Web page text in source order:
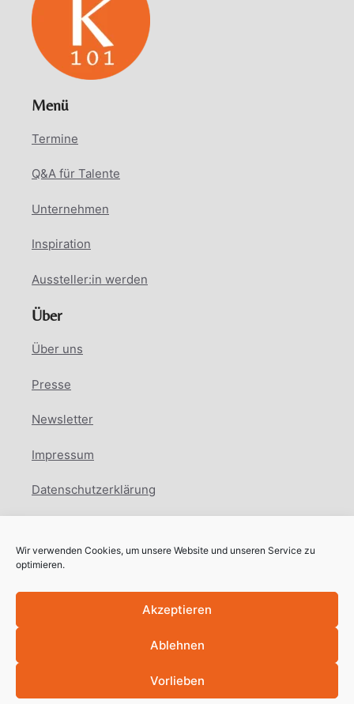
Wir verwenden Cookies, um unsere Website und unseren Service zu
optimieren.
Akzeptieren
Ablehnen
Vorlieben
Menü
Termine
Q&A für Talente
Unternehmen
Inspiration
Aussteller:in werden
Über
Über uns
Presse
Newsletter
Impressum
Datenschutzerklärung
Facebook
Instagram
LinkedIn